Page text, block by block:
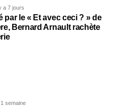
a 7 jours
par le « Et avec ceci ? » de
Bernard Arnault rachète
semaine